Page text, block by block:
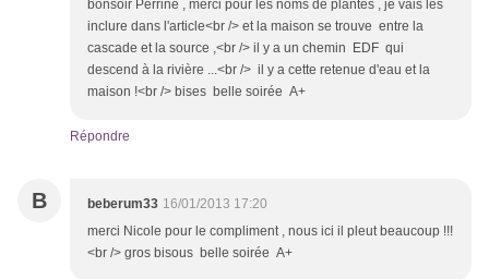
bonsoir Perrine , merci pour les noms de plantes , je vais les
inclure dans l'article<br /> et la maison se trouve entre la
cascade et la source ,<br /> il y a un chemin EDF qui
descend à la rivière ...<br /> il y a cette retenue d'eau et la
maison !<br /> bises belle soirée A+
Répondre
B beberum33 16/01/2013 17:20
merci Nicole pour le compliment , nous ici il pleut beaucoup !!!
<br /> gros bisous belle soirée A+